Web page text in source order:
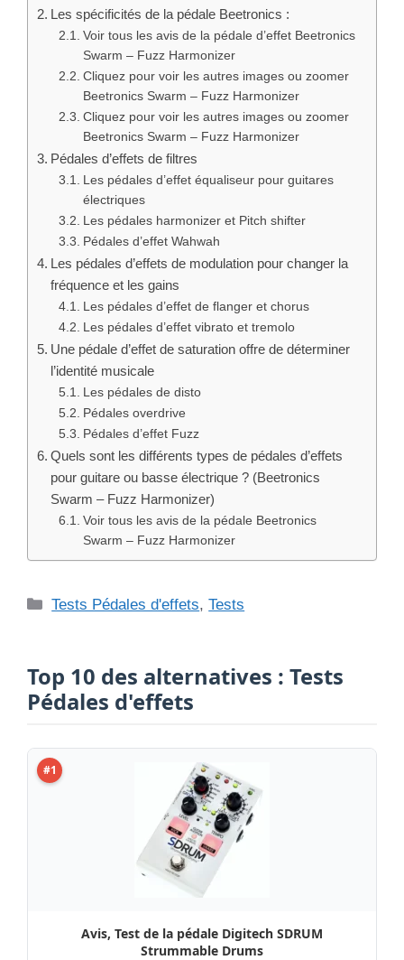
Les spécificités de la pédale Beetronics :
Voir tous les avis de la pédale d’effet Beetronics
Swarm – Fuzz Harmonizer
Cliquez pour voir les autres images ou zoomer
Beetronics Swarm – Fuzz Harmonizer
Cliquez pour voir les autres images ou zoomer
Beetronics Swarm – Fuzz Harmonizer
Pédales d’effets de filtres
Les pédales d’effet équaliseur pour guitares
électriques
Les pédales harmonizer et Pitch shifter
Pédales d’effet Wahwah
Les pédales d’effets de modulation pour changer la
fréquence et les gains
Les pédales d’effet de flanger et chorus
Les pédales d’effet vibrato et tremolo
Une pédale d’effet de saturation offre de déterminer
l’identité musicale
Les pédales de disto
Pédales overdrive
Pédales d’effet Fuzz
Quels sont les différents types de pédales d’effets
pour guitare ou basse électrique ? (Beetronics
Swarm – Fuzz Harmonizer)
Voir tous les avis de la pédale Beetronics
Swarm – Fuzz Harmonizer
Catégories
Tests Pédales d'effets,Tests
Top 10 des alternatives : Tests
Pédales d'effets
#1
Avis, Test de la pédale Digitech SDRUM
Strummable Drums